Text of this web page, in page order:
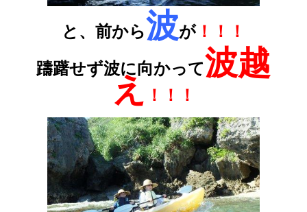
と、前から波が！！！
躊躇せず波に向かって波越
え ！！！